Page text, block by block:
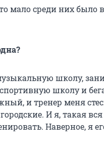
мало среди них было
школу,
школу и
и тренер меня
И я, такая
Наверное, я